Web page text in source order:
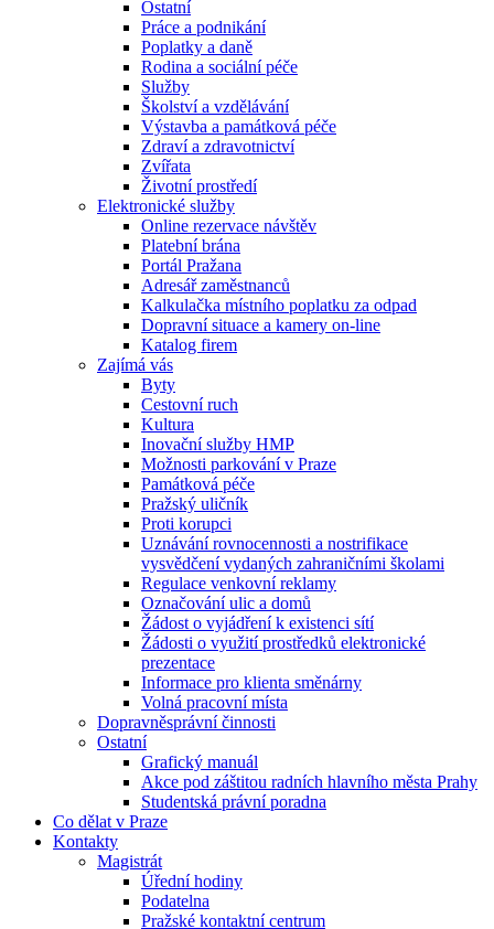
Ostatní
Práce a podnikání
Poplatky a daně
Rodina a sociální péče
Služby
Školství a vzdělávání
Výstavba a památková péče
Zdraví a zdravotnictví
Zvířata
Životní prostředí
Elektronické služby
Online rezervace návštěv
Platební brána
Portál Pražana
Adresář zaměstnanců
Kalkulačka místního poplatku za odpad
Dopravní situace a kamery on-line
Katalog firem
Zajímá vás
Byty
Cestovní ruch
Kultura
Inovační služby HMP
Možnosti parkování v Praze
Památková péče
Pražský uličník
Proti korupci
Uznávání rovnocennosti a nostrifikace
vysvědčení vydaných zahraničními školami
Regulace venkovní reklamy
Označování ulic a domů
Žádost o vyjádření k existenci sítí
Žádosti o využití prostředků elektronické
prezentace
Informace pro klienta směnárny
Volná pracovní místa
Dopravněsprávní činnosti
Ostatní
Grafický manuál
Akce pod záštitou radních hlavního města Prahy
Studentská právní poradna
Co dělat v Praze
Kontakty
Magistrát
Úřední hodiny
Podatelna
Pražské kontaktní centrum